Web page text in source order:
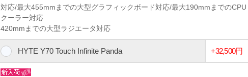
対応/最大455mmまでの大型グラフィックボード対応/最大190mmまでのCPU
クーラー対応
420mmまでの大型ラジエータ対応
HYTE Y70 Touch Infinite Panda +32,500円